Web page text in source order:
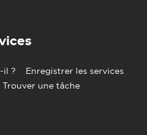
il ?
Enregistrer les services
Trouver une tâche